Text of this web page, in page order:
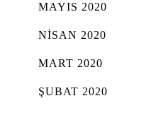
MAYIS 2020
NISAN 2020
MART 2020
ŞUBAT 2020